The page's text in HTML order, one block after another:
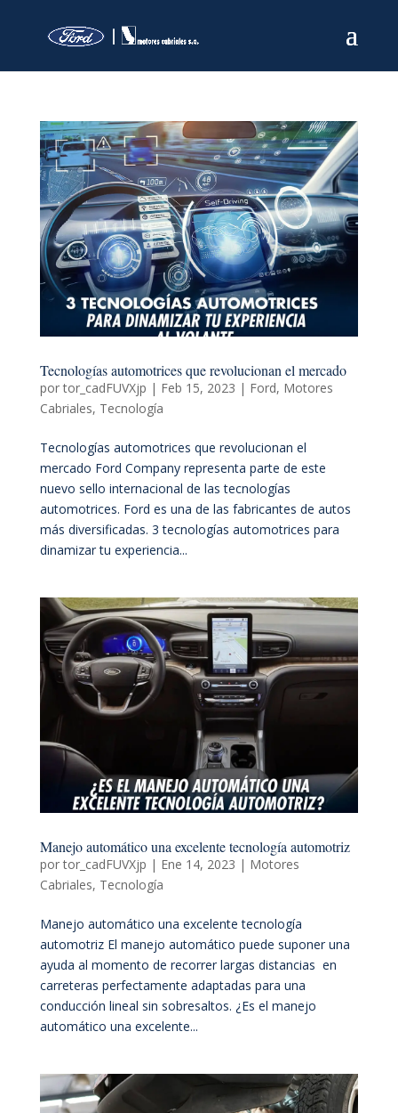
Tecnologías automotrices que revolucionan el mercado
portor_cadFUVXjp | Feb 15, 2023 | Ford, Motores
Cabriales, Tecnología
Tecnologías automotrices que revolucionan el
mercado Ford Company representa parte de este
nuevo sello internacional de las tecnologías
automotrices. Ford es una de las fabricantes de autos
más diversificadas. 3 tecnologías automotrices para
dinamizar tu experiencia...
Manejo automático una excelente tecnología automotriz
portor_cadFUVXjp | Ene 14, 2023 | Motores
Cabriales, Tecnología
Manejo automático una excelente tecnología
automotriz El manejo automático puede suponer una
ayuda al momento de recorrer largas distancias en
carreteras perfectamente adaptadas para una
conducción lineal sin sobresaltos. ¿Es el manejo
automático una excelente...